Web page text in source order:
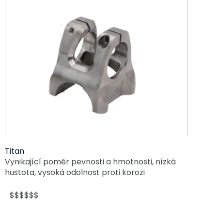
Titan
Vynikající poměr pevnosti a hmotnosti, nízká
hustota, vysoká odolnost proti korozi
$$$$$$